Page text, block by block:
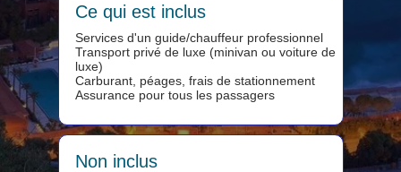
Services d'un guide/chauffeur professionnel
Transport privé de luxe (minivan ou voiture de
luxe)
Carburant, péages, frais de stationnement
Assurance pour tous les passagers
Non inclus
Ce qui est inclus